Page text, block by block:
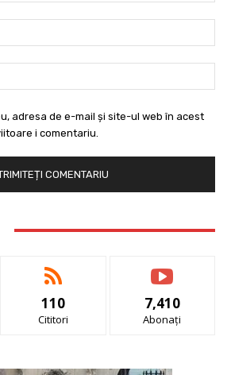
adresa de e-mail și site-ul web în acest
i comentariu.
110
Cititori
7,410
Abonați